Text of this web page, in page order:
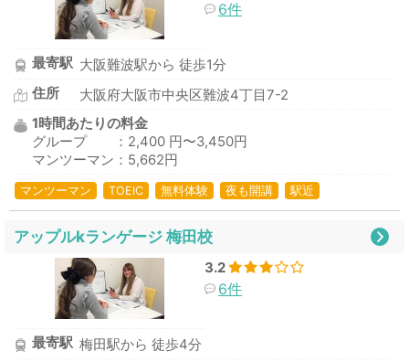
6件
最寄駅 大阪難波駅から 徒歩1分
住所
大阪府大阪市中央区難波4丁目7-2
1時間あたりの料金
グループ ：2,400 円〜3,450円
マンツーマン：5,662円
マンツーマン TOEIC 無料体験 夜も開講 駅近
アップルkランゲージ 梅田校
3.2
6件
最寄駅 梅田駅から 徒歩4分